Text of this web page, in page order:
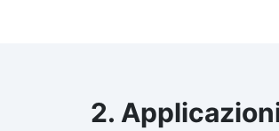
2.